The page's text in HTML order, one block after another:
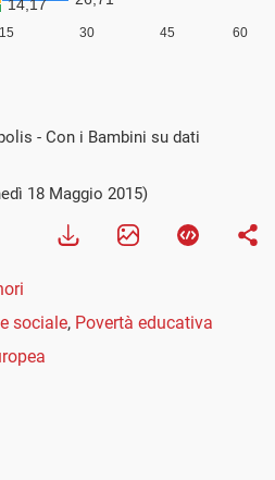
- Con i Bambini su dati
18 Maggio 2015)
sociale, Povertà educativa